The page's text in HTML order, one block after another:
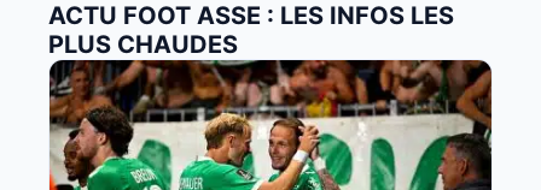
ACTU FOOT ASSE : LES INFOS LES
PLUS CHAUDES